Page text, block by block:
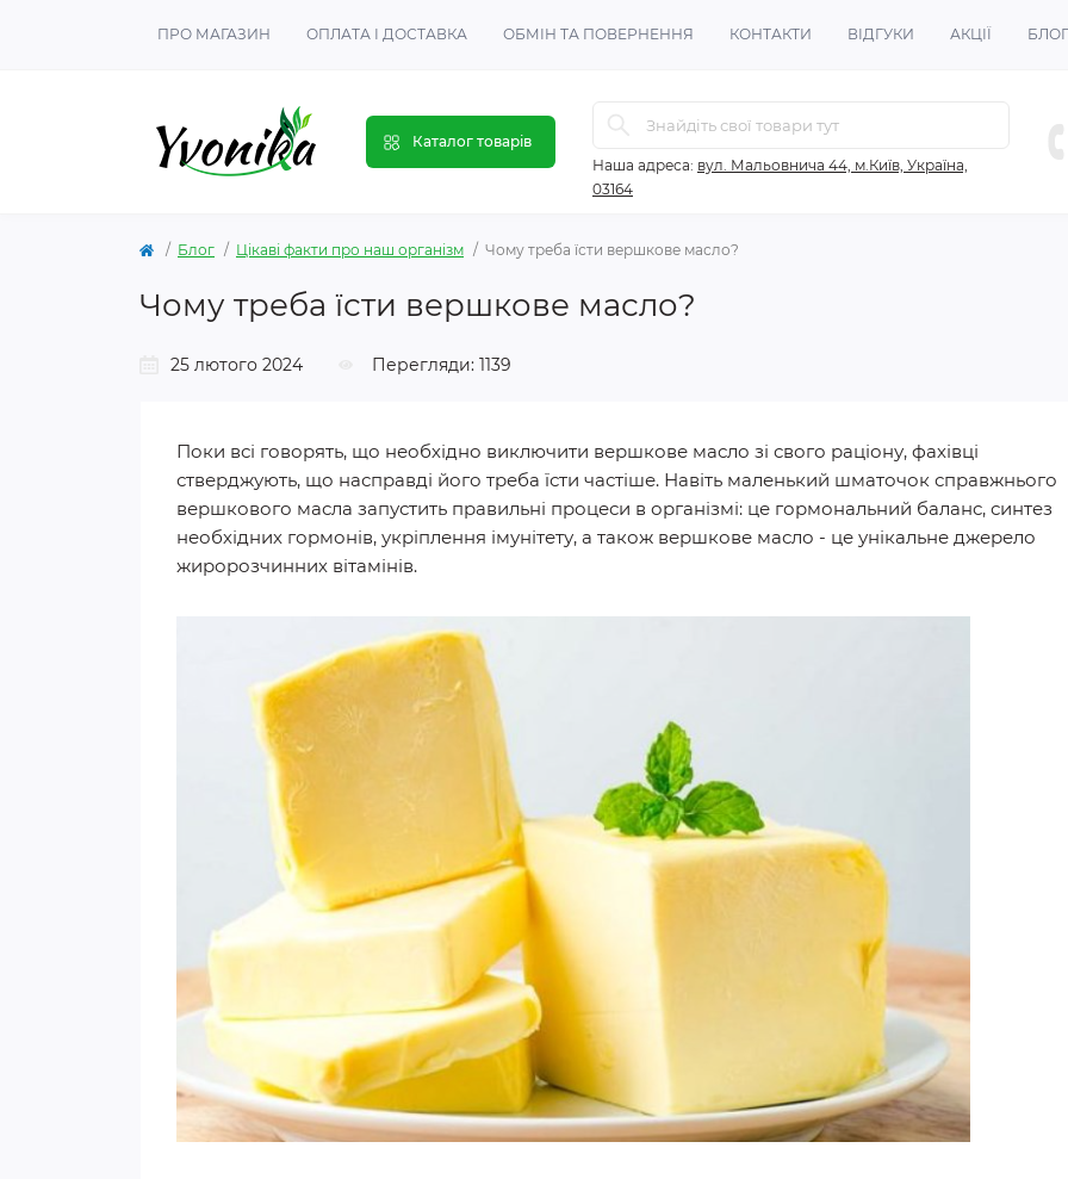
ПРО МАГАЗИН ОПЛАТА І ДОСТАВКА ОБМІН ТА ПОВЕРНЕННЯ КОНТАКТИ ВІДГУКИ АКЦІЇ БЛОГ
Каталог товарів
Наша адреса: вул. Мальовнича 44, м.Київ, Україна,
03164
Блог Цікаві факти про наш організм Чому треба їсти вершкове масло?
Чому треба їсти вершкове масло?
25 лютого 2024 Перегляди: 1139
Поки всі говорять, що необхідно виключити вершкове масло зі свого раціону, фахівці
стверджують, що насправді його треба їсти частіше. Навіть маленький шматочок справжнього
вершкового масла запустить правильні процеси в організмі: це гормональний баланс, синтез
необхідних гормонів, укріплення імунітету, а також вершкове масло - це унікальне джерело
жиророзчинних вітамінів.